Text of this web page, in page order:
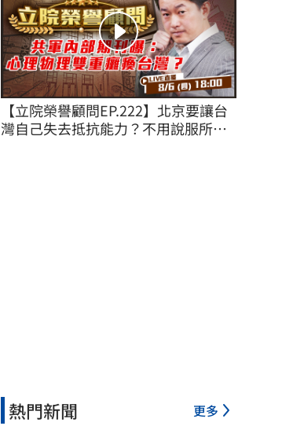
【立院榮譽顧問EP.222】北京要讓台
灣自己失去抵抗能力？不用說服所有
熱門新聞 更多